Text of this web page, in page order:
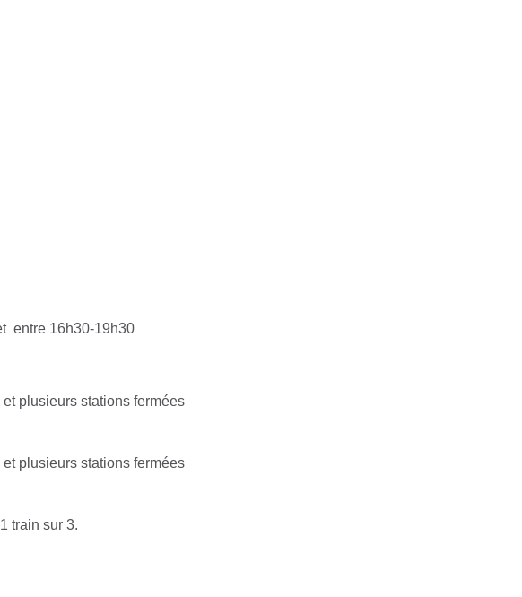
entre 16h30-19h30
plusieurs stations fermées
plusieurs stations fermées
train sur 3.